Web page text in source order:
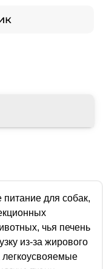
для собак,
чья печень
из-за жирового
легкоусвояемые